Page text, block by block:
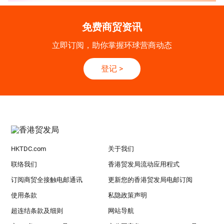
免费商贸资讯
立即订阅，助你掌握环球营商动态
登记 >
HKTDC.com 关于我们
联络我们 香港贸发局流动应用程式
订阅商贸全接触电邮通讯 更新您的香港贸发局电邮订阅
使用条款 私隐政策声明
超连结条款及细则 网站导航